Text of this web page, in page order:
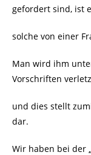
gefordert sind, ist
solche von einer
Man wird ihm
Vorschriften
und dies stellt
dar.
Wir haben bei der